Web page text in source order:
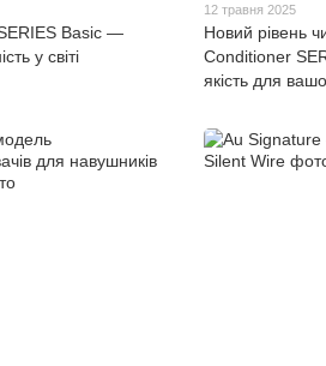
Basic —
у світі
12 травня 2025
Новий рівень
Conditioner
якість для